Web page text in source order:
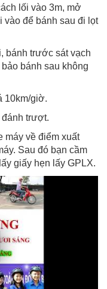
lối vào 3m, mở
vào để bánh sau đi lọt
bánh trước sát vạch
bánh sau không
10km/giờ.
đánh trượt.
máy về điểm xuất
Sau đó bạn cầm
giấy hẹn lấy GPLX.